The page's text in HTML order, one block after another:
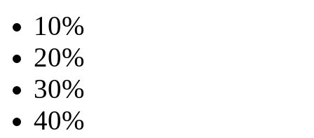
10%
20%
30%
40%